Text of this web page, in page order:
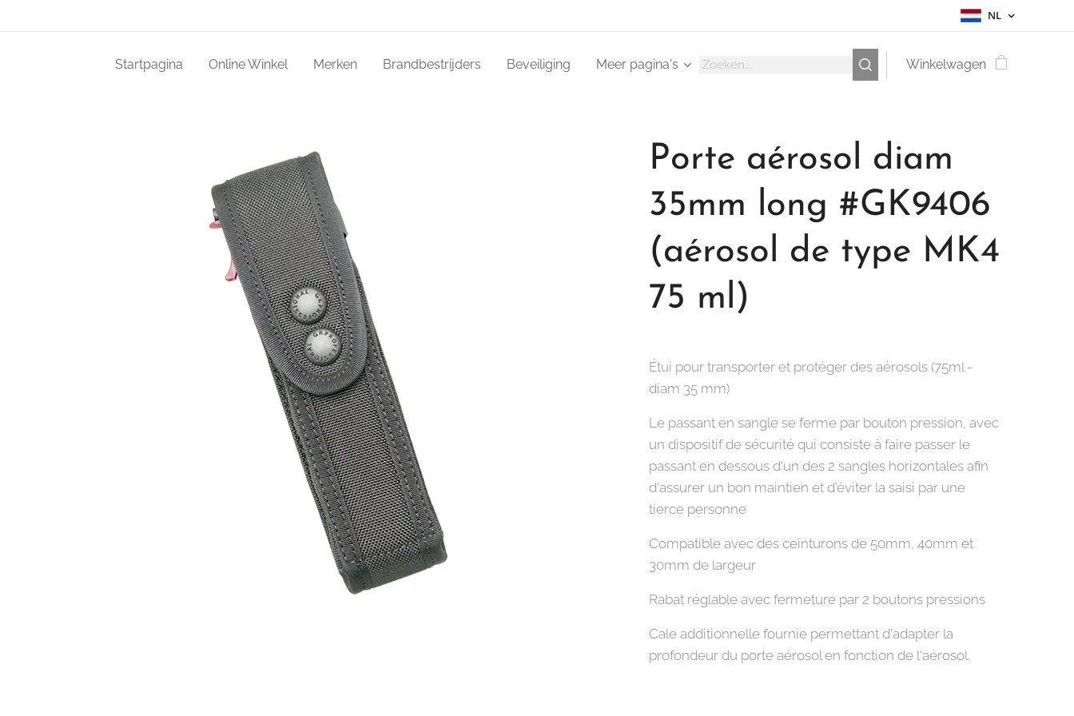
NL
Startpagina Online Winkel Merken Brandbestrijders Beveiliging Meer pagina's Winkelwagen
Porte aérosol diam
35mm long #GK9406
(aérosol de type MK4
75 ml)
Étui pour transporter et protéger des aérosols (75ml -
diam 35 mm)
Le passant en sangle se ferme par bouton pression, avec
un dispositif de sécurité qui consiste à faire passer le
passant en dessous d'un des 2 sangles horizontales afin
d'assurer un bon maintien et d'éviter la saisi par une
tierce personne
Compatible avec des ceinturons de 50mm, 40mm et
30mm de largeur
Rabat réglable avec fermeture par 2 boutons pressions
Cale additionnelle fournie permettant d'adapter la
profondeur du porte aérosol en fonction de l'aérosol.